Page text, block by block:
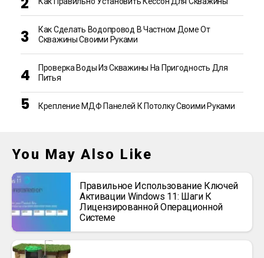
Как Сделать Водопровод В Частном Доме От
Скважины Своими Руками
Проверка Воды Из Скважины На Пригодность Для
Питья
Крепление МДФ Панелей К Потолку Своими Руками
You May Also Like
Правильное Использование Ключей
Активации Windows 11: Шаги К
Лицензированной Операционной
Системе